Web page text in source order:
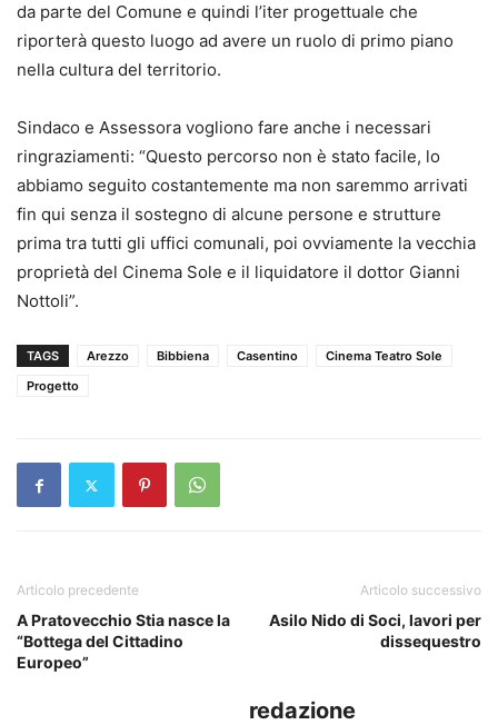
da parte del Comune e quindi l’iter progettuale che
riporterà questo luogo ad avere un ruolo di primo piano
nella cultura del territorio.
Sindaco e Assessora vogliono fare anche i necessari
ringraziamenti: “Questo percorso non è stato facile, lo
abbiamo seguito costantemente ma non saremmo arrivati
fin qui senza il sostegno di alcune persone e strutture
prima tra tutti gli uffici comunali, poi ovviamente la vecchia
proprietà del Cinema Sole e il liquidatore il dottor Gianni
Nottoli”.
TAGS Arezzo Bibbiena Casentino
Cinema Teatro Sole
Progetto
Articolo precedente
A Pratovecchio Stia nasce la
“Bottega del Cittadino
Europeo”
Articolo successivo
Asilo Nido di Soci, lavori per
dissequestro
redazione